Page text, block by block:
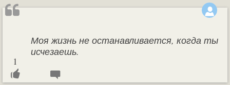
Моя жизнь не останавливается, когда ты
исчезаешь.
1